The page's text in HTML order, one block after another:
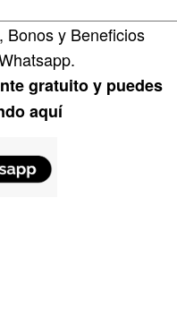
Bonos y Beneficios
gratuito y puedes
aquí